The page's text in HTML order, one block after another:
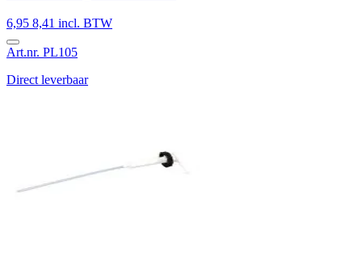
6,95 8,41 incl. BTW
Art.nr. PL105
Direct leverbaar